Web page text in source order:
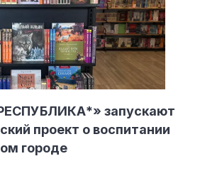
запускают
проект о воспитании
городе